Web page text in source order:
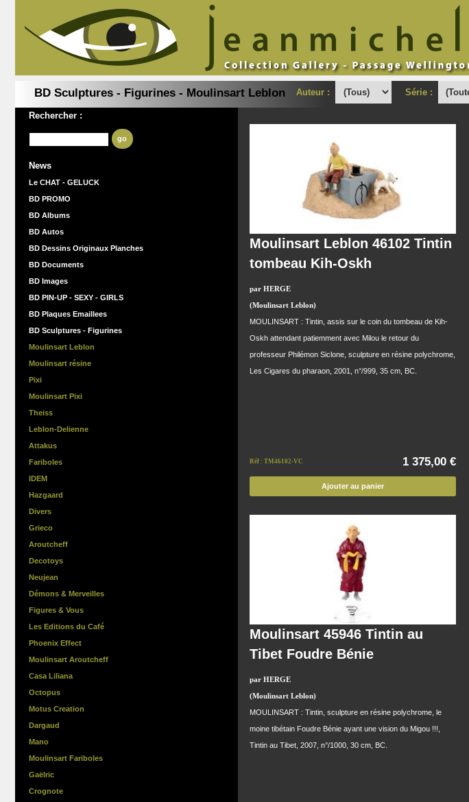
BD Sculptures - Figurines - Moulinsart Leblon Auteur : Série :
Rechercher :
go
News
Le CHAT - GELUCK
BD PROMO
BD Albums
BD Autos
BD Dessins Originaux Planches
BD Documents
BD Images
BD PIN-UP - SEXY - GIRLS
BD Plaques Emaillees
BD Sculptures - Figurines
Moulinsart Leblon
Moulinsart résine
Pixi
Moulinsart Pixi
Theiss
Leblon-Delienne
Attakus
Fariboles
IDEM
Hazgaard
Divers
Grieco
Aroutcheff
Decotoys
Neujean
Démons & Merveilles
Figures & Vous
Les Editions du Café
Phoenix Effect
Moulinsart Aroutcheff
Casa Liliana
Octopus
Motus Creation
Dargaud
Mano
Moulinsart Fariboles
Gaëlric
Crognote
Moulinsart Leblon 46102 Tintin
tombeau Kih-Oskh
par HERGE
(Moulinsart Leblon)
MOULINSART : Tintin, assis sur le coin du tombeau de Kih-
Oskh attendant patiemment avec Milou le retour du
professeur Philémon Siclone, sculpture en résine polychrome,
Les Cigares du pharaon, 2001, n°/999, 35 cm, BC.
Réf : TM46102-VC 1 375,00 €
Ajouter au panier
Moulinsart 45946 Tintin au
Tibet Foudre Bénie
par HERGE
(Moulinsart Leblon)
MOULINSART : Tintin, sculpture en résine polychrome, le
moine tibétain Foudre Bénie ayant une vision du Migou !!!,
Tintin au Tibet, 2007, n°/1000, 30 cm, BC.